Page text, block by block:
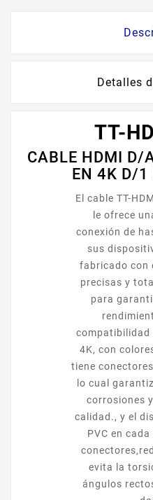
Detalles
TT-
CABLE HDMI D/
EN 4K D/
El cable TT-
le ofrece
conexión de
sus
fabricado con
precisas y
para
compatibilidad
4K, con
tiene
lo cual
corrosiones
calidad., y el
PVC en
evita la
ángulos